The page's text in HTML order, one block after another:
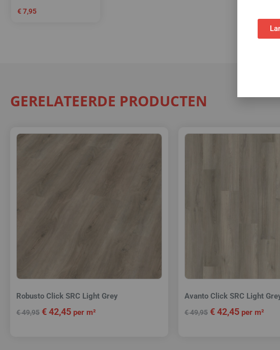
€7,95
GERELATEERDE PRODUCTEN
Robusto Click SRC Light Grey
€49,95 €42,45 per m²
Avanto Click SRC Light
€49,95 €42,45 per m²